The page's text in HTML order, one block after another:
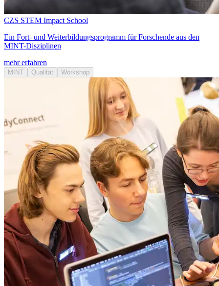
CZS STEM Impact School
Ein Fort- und Weiterbildungsprogramm für Forschende aus den
MINT-Disziplinen
mehr erfahren
MINT Qualität Workshop